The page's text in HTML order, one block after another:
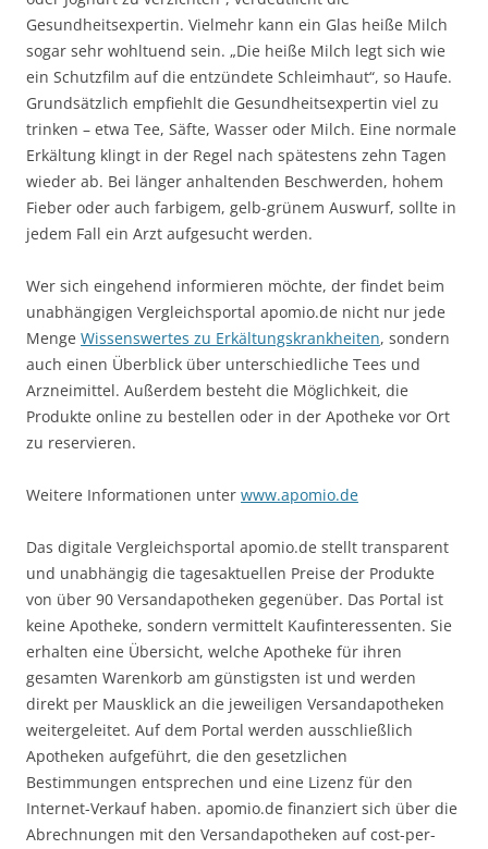
Gesundheitsexpertin. Vielmehr kann ein Glas heiße Milch
sogar sehr wohltuend sein. „Die heiße Milch legt sich wie
ein Schutzfilm auf die entzündete Schleimhaut“, so Haufe.
Grundsätzlich empfiehlt die Gesundheitsexpertin viel zu
trinken – etwa Tee, Säfte, Wasser oder Milch. Eine normale
Erkältung klingt in der Regel nach spätestens zehn Tagen
wieder ab. Bei länger anhaltenden Beschwerden, hohem
Fieber oder auch farbigem, gelb-grünem Auswurf, sollte in
jedem Fall ein Arzt aufgesucht werden.
Wer sich eingehend informieren möchte, der findet beim
unabhängigen Vergleichsportal apomio.de nicht nur jede
Menge Wissenswertes zu Erkältungskrankheiten, sondern
auch einen Überblick über unterschiedliche Tees und
Arzneimittel. Außerdem besteht die Möglichkeit, die
Produkte online zu bestellen oder in der Apotheke vor Ort
zu reservieren.
Weitere Informationen unter www.apomio.de
Das digitale Vergleichsportal apomio.de stellt transparent
und unabhängig die tagesaktuellen Preise der Produkte
von über 90 Versandapotheken gegenüber. Das Portal ist
keine Apotheke, sondern vermittelt Kaufinteressenten. Sie
erhalten eine Übersicht, welche Apotheke für ihren
gesamten Warenkorb am günstigsten ist und werden
direkt per Mausklick an die jeweiligen Versandapotheken
weitergeleitet. Auf dem Portal werden ausschließlich
Apotheken aufgeführt, die den gesetzlichen
Bestimmungen entsprechen und eine Lizenz für den
Internet-Verkauf haben. apomio.de finanziert sich über die
Abrechnungen mit den Versandapotheken auf cost-per-